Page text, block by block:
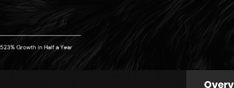
مشاريعنا
المدونة